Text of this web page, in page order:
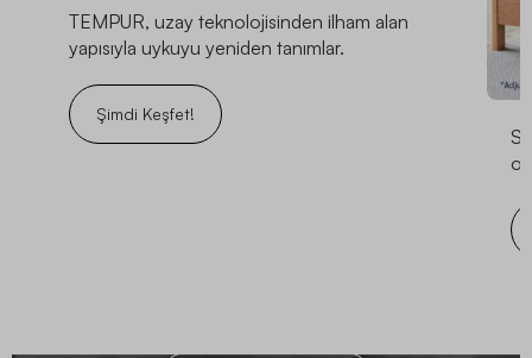
TEMPUR, uzay teknolojisinden ilham alan
yapısıyla uykuyu yeniden tanımlar.
Şimdi Keşfet!